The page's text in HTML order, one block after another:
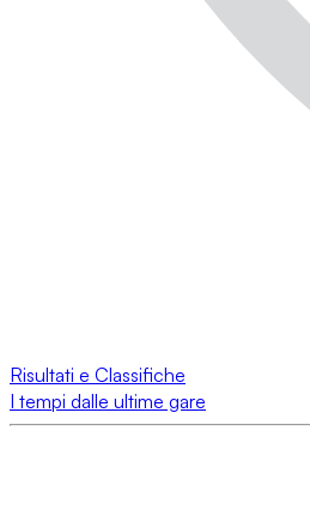
Risultati e Classifiche
I tempi dalle ultime gare